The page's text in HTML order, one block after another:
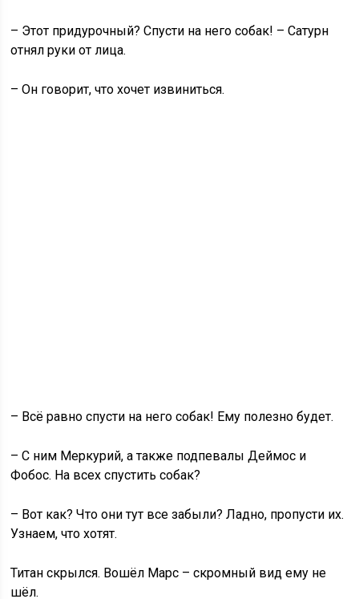
– Этот придурочный? Спусти на него собак! – Сатурн
отнял руки от лица.
– Он говорит, что хочет извиниться.
– Всё равно спусти на него собак! Ему полезно будет.
– С ним Меркурий, а также подпевалы Деймос и
Фобос. На всех спустить собак?
– Вот как? Что они тут все забыли? Ладно, пропусти их.
Узнаем, что хотят.
Титан скрылся. Вошёл Марс – скромный вид ему не
шёл.